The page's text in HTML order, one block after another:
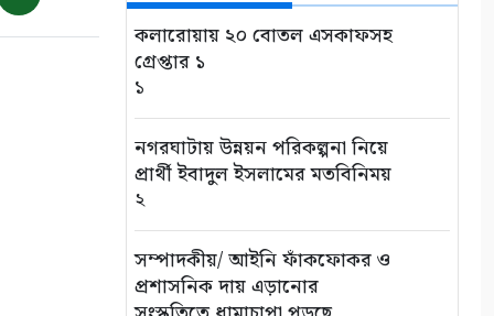
৭১২ মেট্রিক টন কাঁচা মরিচ
৮
৭ আগস্ট: ন্যাশনাল লাইটহাউস
ডে-সমুদ্রপথের নীরব পথপ্রদর্শক
৯
শ্যামনগরে সিএনআরএসের
জলবায়ু সহনশীলতা বিষয়ক প্রকল্প
সভা
১০
কলারোয়ায় ২০ বোতল এসকাফসহ
গ্রেপ্তার ১
১
নগরঘাটায় উন্নয়ন পরিকল্পনা নিয়ে
প্রার্থী ইবাদুল ইসলামের মতবিনিময়
২
সম্পাদকীয়/ আইনি ফাঁকফোকর ও
প্রশাসনিক দায় এড়ানোর